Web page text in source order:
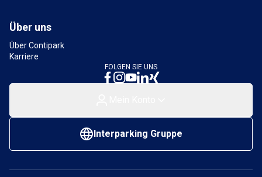
Über uns
Über Contipark
Karriere
FOLGEN SIE UNS
Interparking Gruppe